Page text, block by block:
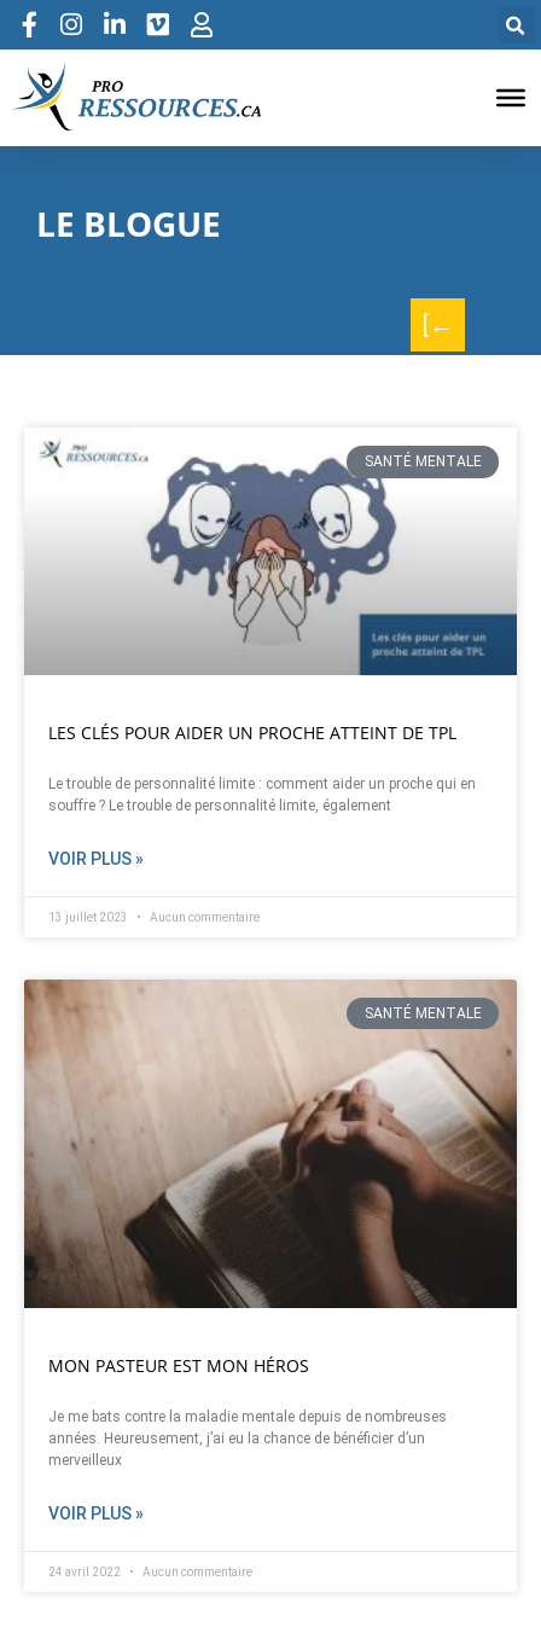
LE BLOGUE
[←
SANTÉ MENTALE
LES CLÉS POUR AIDER UN PROCHE ATTEINT DE TPL
Le trouble de personnalité limite : comment aider un proche qui en
souffre ? Le trouble de personnalité limite, également
VOIR PLUS »
13 juillet 2023 Aucun commentaire
SANTÉ MENTALE
MON PASTEUR EST MON HÉROS
Je me bats contre la maladie mentale depuis de nombreuses
années. Heureusement, j’ai eu la chance de bénéficier d’un
merveilleux
VOIR PLUS »
24 avril 2022 Aucun commentaire